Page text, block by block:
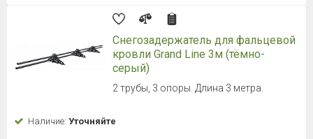
Снегозадержатель для фальцевой
кровли Grand Line 3м (тёмно-
серый)
2 трубы, 3 опоры. Длина 3 метра.
Наличие: Уточняйте